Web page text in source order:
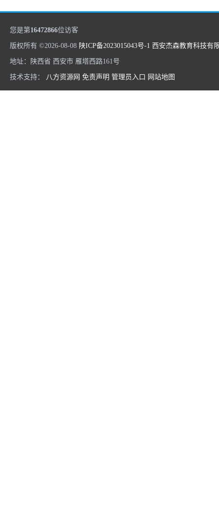
您是第16472866位访客
版权所有 ©2026-08-08 陕ICP备2023015043号-1 西安杰森教育科技有
地址：陕西省 西安市 雁塔西路161号
技术支持： 八方资源网 免责声明 管理员入口 网站地图